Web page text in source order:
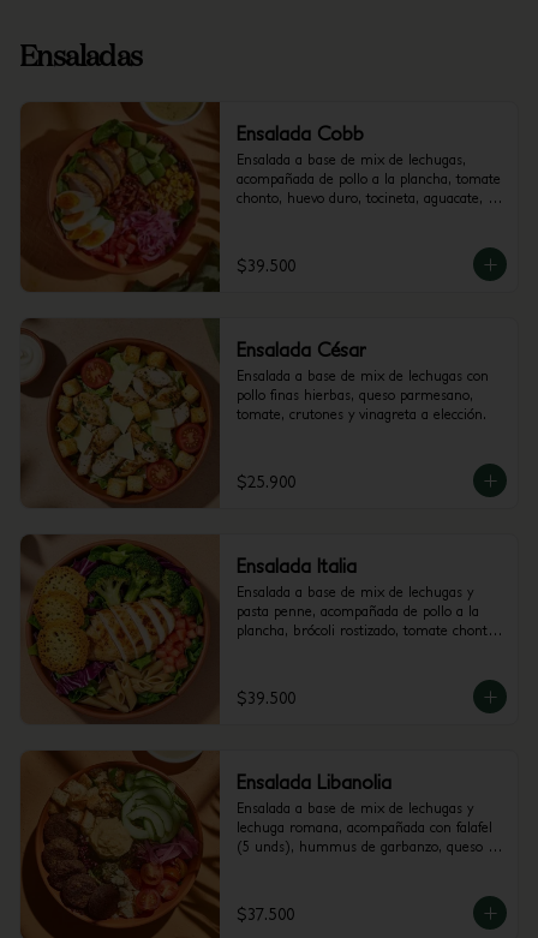
Ensaladas
Ensalada Cobb
Ensalada a base de mix de lechugas,
acompañada de pollo a la plancha, tomate
chonto, huevo duro, tocineta, aguacate,
Mediterránea.
$39.500
Ensalada César
Ensalada a base de mix de lechugas con
pollo finas hierbas, queso parmesano,
tomate, crutones y vinagreta a elección.
$25.900
Ensalada Italia
Ensalada a base de mix de lechugas y
pasta penne, acompañada de pollo a la
plancha, brócoli rostizado, tomate chonto
$39.500
Ensalada Libanolia
Ensalada a base de mix de lechugas y
lechuga romana, acompañada con falafel
(5 unds), hummus de garbanzo, queso
Recomendada con vinagreta Libanesa.
$37.500